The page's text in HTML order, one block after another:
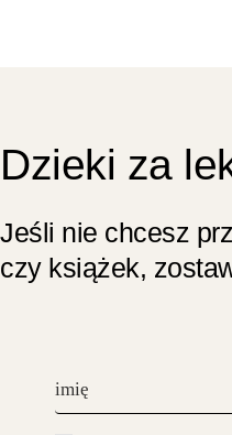
Dzieki za
Jeśli nie chcesz
czy książek,